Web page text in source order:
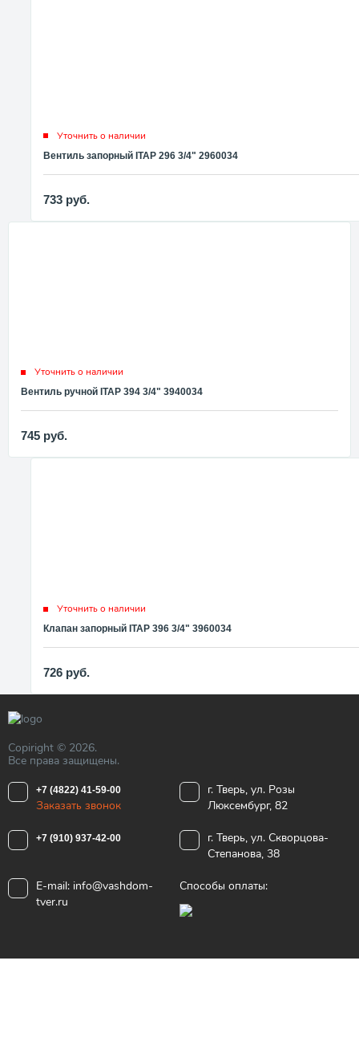
Уточнить о наличии
Вентиль запорный ITAP 296 3/4" 2960034
733 руб.
Уточнить о наличии
Вентиль ручной ITAP 394 3/4" 3940034
745 руб.
Уточнить о наличии
Клапан запорный ITAP 396 3/4" 3960034
726 руб.
Copiright © 2026.
Все права защищены.
+7 (4822) 41-59-00
Заказать звонок
г. Тверь, ул. Розы
Люксембург, 82
+7 (910) 937-42-00
г. Тверь, ул. Скворцова-
Степанова, 38
E-mail: info@vashdom-
tver.ru
Способы оплаты: